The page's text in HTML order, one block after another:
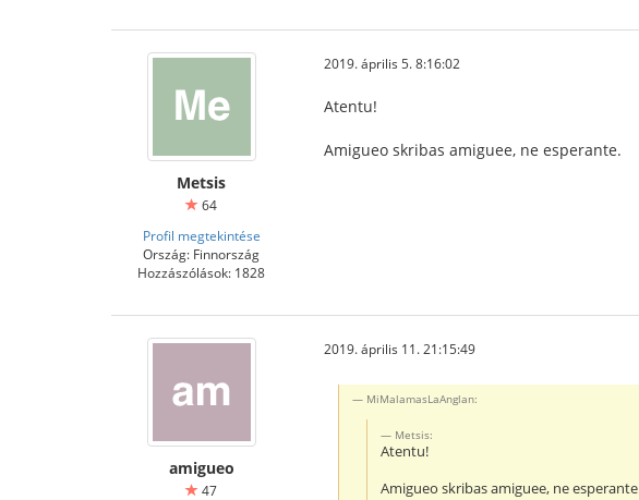
Metsis
64
Profil megtekintése
Ország: Finnország
Hozzászólások: 1828
2019. április 5. 8:16:02
Atentu!
Amigueo skribas amiguee, ne esperante.
amigueo
47
2019. április 11. 21:15:49
MiMalamasLaAnglan:
Metsis:
Atentu!
Amigueo skribas amiguee, ne